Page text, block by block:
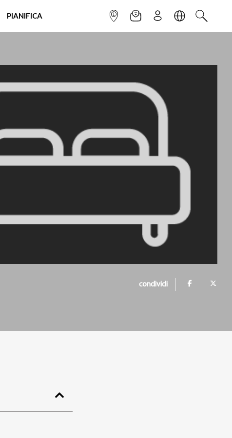
PIANIFICA INFOPOINTNEWSLETTER
ISCRIVITILINGUACERCA
condividi